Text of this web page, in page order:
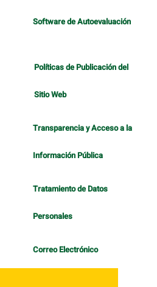
Software de Autoevaluación
Políticas de Publicación del
Sitio Web
Transparencia y Acceso a la
Información Pública
Tratamiento de Datos
Personales
Correo Electrónico